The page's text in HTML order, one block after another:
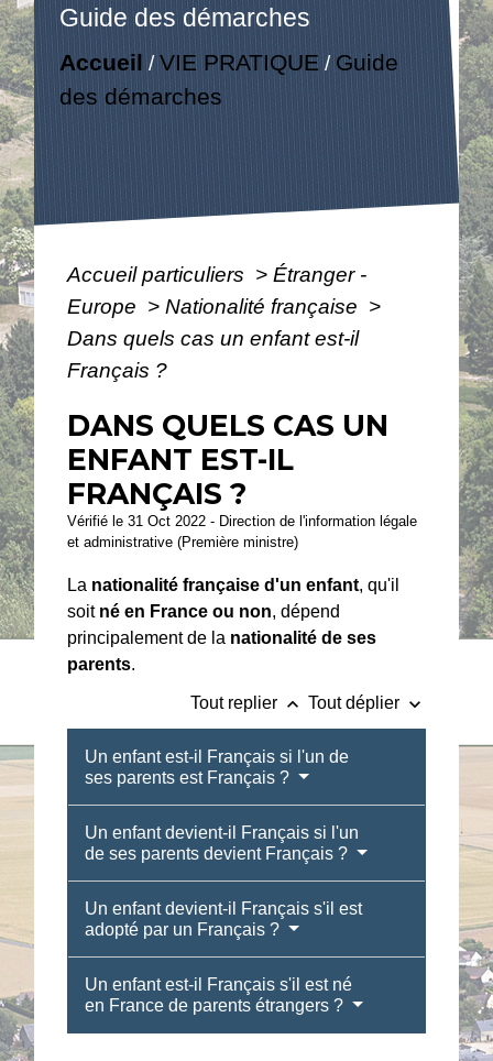
Guide des démarches
Accueil /VIE PRATIQUE / Guide
des démarches
Accueil particuliers > Étranger -
Europe > Nationalité française >
Dans quels cas un enfant est-il
Français ?
DANS QUELS CAS UN
ENFANT EST-IL
FRANÇAIS ?
Vérifié le 31 Oct 2022 - Direction de l'information légale
et administrative (Première ministre)
La nationalité française d'un enfant, qu'il
soit né en France ou non, dépend
principalement de la nationalité de ses
parents.
Tout replier keyboard_arrow_up Tout déplier keyboard_arrow_down
Un enfant est-il Français si l'un de
ses parents est Français ?
Un enfant devient-il Français si l'un
de ses parents devient Français ?
Un enfant devient-il Français s'il est
adopté par un Français ?
Un enfant est-il Français s'il est né
en France de parents étrangers ?